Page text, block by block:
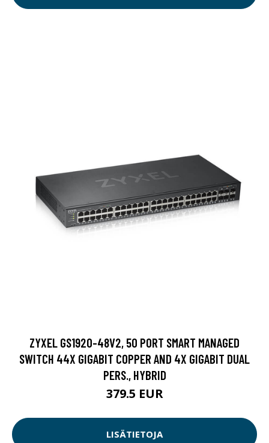
ZYXEL GS1920-48V2, 50 PORT SMART MANAGED
SWITCH 44X GIGABIT COPPER AND 4X GIGABIT DUAL
PERS., HYBRID
379.5 EUR
LISÄTIETOJA